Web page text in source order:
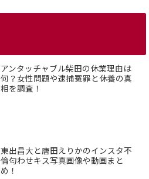
アンタッチャブル柴田の休業理由は
何？女性問題や逮捕冤罪と休養の真
相を調査！
東出昌大と唐田えりかのインスタ不
倫匂わせキス写真画像や動画まと
め！